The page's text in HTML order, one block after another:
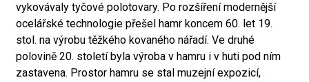
vykovávaly tyčové polotovary. Po rozšíření modernější
ocelářské technologie přešel hamr koncem 60. let 19.
stol. na výrobu těžkého kovaného nářadí. Ve druhé
polovině 20. století byla výroba v hamru i v huti pod ním
zastavena. Prostor hamru se stal muzejní expozicí,